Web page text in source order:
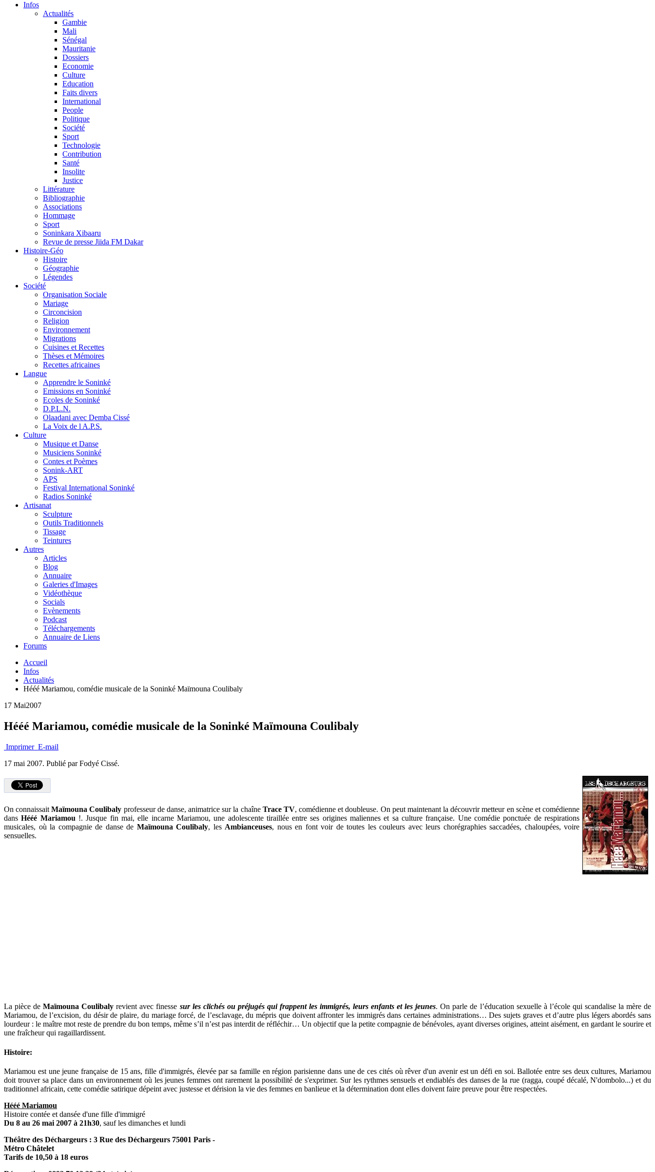
Infos
Actualités
Gambie
Mali
Sénégal
Mauritanie
Dossiers
Economie
Culture
Education
Faits divers
International
People
Politique
Société
Sport
Technologie
Contribution
Santé
Insolite
Justice
Littérature
Bibliographie
Associations
Hommage
Sport
Soninkara Xibaaru
Revue de presse Jiida FM Dakar
Histoire-Géo
Histoire
Géographie
Légendes
Société
Organisation Sociale
Mariage
Circoncision
Religion
Environnement
Migrations
Cuisines et Recettes
Thèses et Mémoires
Recettes africaines
Langue
Apprendre le Soninké
Emissions en Soninké
Ecoles de Soninké
D.P.L.N.
Olaadani avec Demba Cissé
La Voix de l A.P.S.
Culture
Musique et Danse
Musiciens Soninké
Contes et Poèmes
Sonink-ART
APS
Festival International Soninké
Radios Soninké
Artisanat
Sculpture
Outils Traditionnels
Tissage
Teintures
Autres
Articles
Blog
Annuaire
Galeries d'Images
Vidéothèque
Socials
Evènements
Podcast
Téléchargements
Annuaire de Liens
Forums
Accueil
Infos
Actualités
Hééé Mariamou, comédie musicale de la Soninké Maïmouna Coulibaly
17 Mai2007
Hééé Mariamou, comédie musicale de la Soninké Maïmouna Coulibaly
Imprimer E-mail
17 mai 2007. Publié par Fodyé Cissé.
On connaissaitMaïmouna Coulibaly professeur de danse, animatrice sur la chaîne Trace TV, comédienne et doubleuse. On peut maintenant la découvrir metteur en scène et comédienne
dansHééé Mariamou !. Jusque fin mai, elle incarne Mariamou, une adolescente tiraillée entre ses origines maliennes et sa culture française. Une comédie ponctuée de respirations
musicales, où la compagnie de danse de Maïmouna Coulibaly, les Ambianceuses, nous en font voir de toutes les couleurs avec leurs chorégraphies saccadées, chaloupées, voire
sensuelles.
La pièce deMaïmouna Coulibaly revient avec finesse sur les clichés ou préjugés qui frappent les immigrés, leurs enfants et les jeunes. On parle de l’éducation sexuelle à l’école qui scandalise la mère de
Mariamou, de l’excision, du désir de plaire, du mariage forcé, de l’esclavage, du mépris que doivent affronter les immigrés dans certaines administrations… Des sujets graves et d’autre plus légers abordés sans
lourdeur : le maître mot reste de prendre du bon temps, même s’il n’est pas interdit de réfléchir… Un objectif que la petite compagnie de bénévoles, ayant diverses origines, atteint aisément, en gardant le sourire et
une fraîcheur qui ragaillardissent.
Histoire:
Mariamou est une jeune française de 15 ans, fille d'immigrés, élevée par sa famille en région parisienne dans une de ces cités où rêver d'un avenir est un défi en soi. Ballotée entre ses deux cultures, Mariamou
doit trouver sa place dans un environnement où les jeunes femmes ont rarement la possibilité de s'exprimer. Sur les rythmes sensuels et endiablés des danses de la rue (ragga, coupé décalé, N'dombolo...) et du
traditionnel africain, cette comédie satirique dépeint avec justesse et dérision la vie des femmes en banlieue et la détermination dont elles doivent faire preuve pour être respectées.
Hééé Mariamou
Histoire contée et dansée d'une fille d'immigré
Du 8 au 26 mai 2007 à 21h30, sauf les dimanches et lundi
Théâtre des Déchargeurs : 3 Rue des Déchargeurs 75001 Paris -
Métro Châtelet
Tarifs de 10,50 à 18 euros